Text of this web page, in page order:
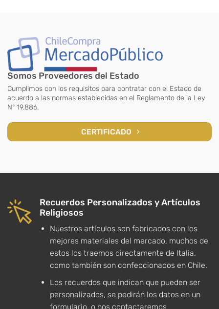
Somos Proveedores del Estado
Cumplimos con los requisitos para contratar con el Estado de
acuerdo a las normas establecidas en el Reglamento de la Ley
N° 19.886.
CERTIFICADO
Recuerdos Personalizados y Artículos
Religiosos
Nuestros artículos son fabricados con los
mejores materiales del mercado, muchos de
estos los traemos directamente de Italia,
como también son confeccionados en Chile.
Los recuerdos que indican que pueden ser
personalizados, se pedirán los datos en un
formulario, o nos contactaremos